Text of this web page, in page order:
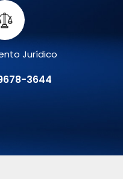
Jurídico
3644